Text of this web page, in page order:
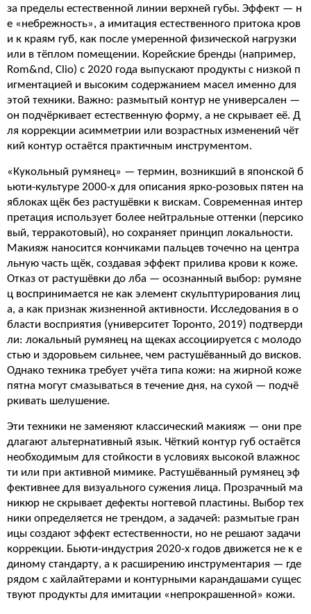
за пределы естественной линии верхней губы. Эффект — н
е «небрежность», а имитация естественного притока кров
и к краям губ, как после умеренной физической нагрузки
или в тёплом помещении. Корейские бренды (например,
Rom&nd, Clio) с 2020 года выпускают продукты с низкой п
игментацией и высоким содержанием масел именно для
этой техники. Важно: размытый контур не универсален —
он подчёркивает естественную форму, а не скрывает её. Д
ля коррекции асимметрии или возрастных изменений чёт
кий контур остаётся практичным инструментом.
«Кукольный румянец» — термин, возникший в японской б
ьюти-культуре 2000-х для описания ярко-розовых пятен на
яблоках щёк без растушёвки к вискам. Современная интер
претация использует более нейтральные оттенки (персико
вый, терракотовый), но сохраняет принцип локальности.
Макияж наносится кончиками пальцев точечно на центра
льную часть щёк, создавая эффект прилива крови к коже.
Отказ от растушёвки до лба — осознанный выбор: румяне
ц воспринимается не как элемент скульптурирования лиц
а, а как признак жизненной активности. Исследования в о
бласти восприятия (университет Торонто, 2019) подтверди
ли: локальный румянец на щеках ассоциируется с молодо
стью и здоровьем сильнее, чем растушёванный до висков.
Однако техника требует учёта типа кожи: на жирной коже
пятна могут смазываться в течение дня, на сухой — подчё
ркивать шелушение.
Эти техники не заменяют классический макияж — они пре
длагают альтернативный язык. Чёткий контур губ остаётся
необходимым для стойкости в условиях высокой влажнос
ти или при активной мимике. Растушёванный румянец эф
фективнее для визуального сужения лица. Прозрачный ма
никюр не скрывает дефекты ногтевой пластины. Выбор тех
ники определяется не трендом, а задачей: размытые гран
ицы создают эффект естественности, но не решают задачи
коррекции. Бьюти-индустрия 2020-х годов движется не к е
диному стандарту, а к расширению инструментария — где
рядом с хайлайтерами и контурными карандашами сущес
твуют продукты для имитации «непрокрашенной» кожи.